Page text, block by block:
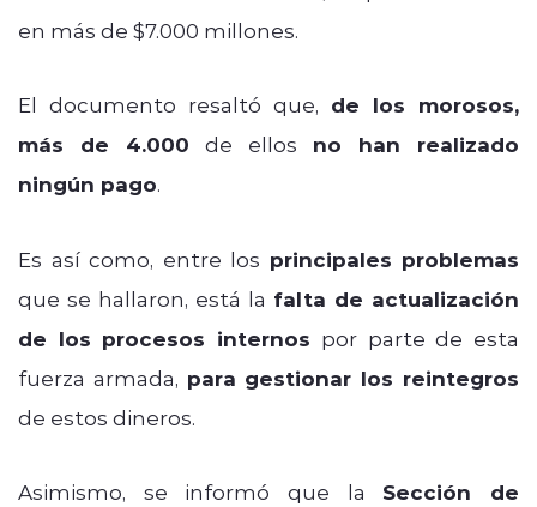
en más de $7.000 millones.
El documento resaltó que, de los morosos,
más de 4.000 de ellos no han realizado
ningún pago.
Es así como, entre los principales problemas
que se hallaron, está la falta de actualización
de los procesos internos por parte de esta
fuerza armada, para gestionar los reintegros
de estos dineros.
Asimismo, se informó que la Sección de